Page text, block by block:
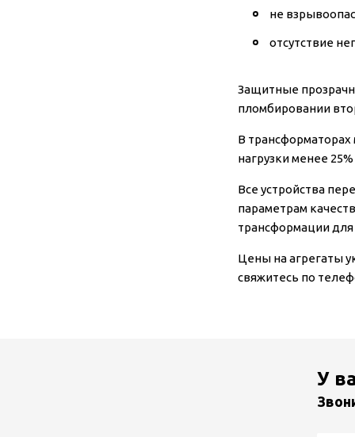
не
отсутствие
Защитные
пломбировании
В трансформаторах
нагрузки менее
Все устройства
параметрам
трансформации для
Цены на агрегаты
свяжитесь по
У